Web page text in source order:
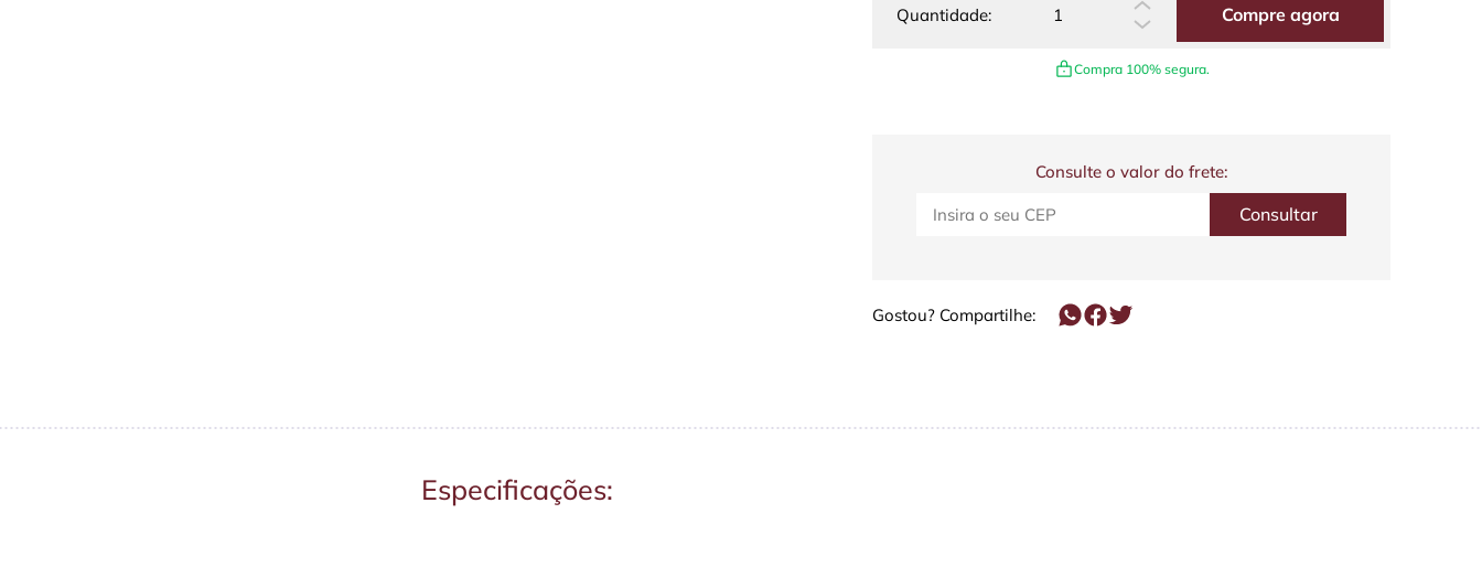
Quantidade: Compre agora
Compra 100% segura.
Consulte o valor do frete:
Gostou? Compartilhe:
Especificações: